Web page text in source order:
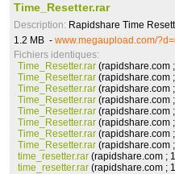
Time_Resetter.rar
Description: Rapidshare Time
1.2 MB - www.megaupload.com/
Fichiers identiques:
Time_Resetter.rar (rapidshare.com
Time_Resetter.rar (rapidshare.com
Time_Resetter.rar (rapidshare.com
Time_Resetter.rar (rapidshare.com
Time_Resetter.rar (rapidshare.com
Time_Resetter.rar (rapidshare.com
Time_Resetter.rar (rapidshare.com
Time_Resetter.rar (rapidshare.com
time_resetter.rar (rapidshare.com ;
time_resetter.rar (rapidshare.com ;